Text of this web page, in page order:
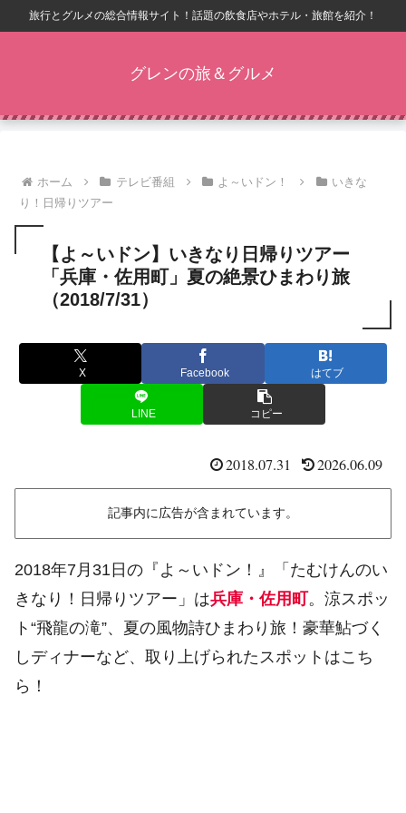
旅行とグルメの総合情報サイト！話題の飲食店やホテル・旅館を紹介！
グレンの旅＆グルメ
ホーム テレビ番組 よ～いドン！
いきな
り！日帰りツアー
【よ～いドン】いきなり日帰りツアー
「兵庫・佐用町」夏の絶景ひまわり旅
（2018/7/31）
X Facebook はてブ
LINE コピー
2018.07.31 2026.06.09
記事内に広告が含まれています。
2018年7月31日の『よ～いドン！』「たむけんのい
きなり！日帰りツアー」は兵庫・佐用町。涼スポッ
ト“飛龍の滝”、夏の風物詩ひまわり旅！豪華鮎づく
しディナーなど、取り上げられたスポットはこち
ら！